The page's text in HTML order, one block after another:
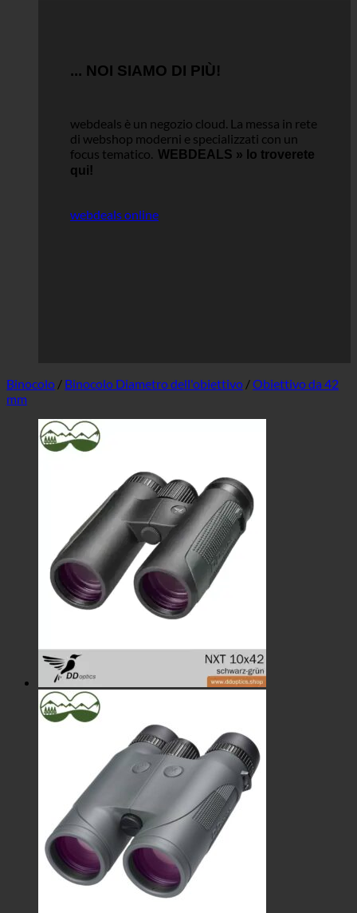
... NOI SIAMO DI PIÙ!
webdeals è un negozio cloud. La messa in rete
di webshop moderni e specializzati con un
focus tematico. WEBDEALS » lo troverete
qui!
webdeals online
Binocolo / Binocolo Diametro dell'obiettivo /Obiettivo da 42
mm